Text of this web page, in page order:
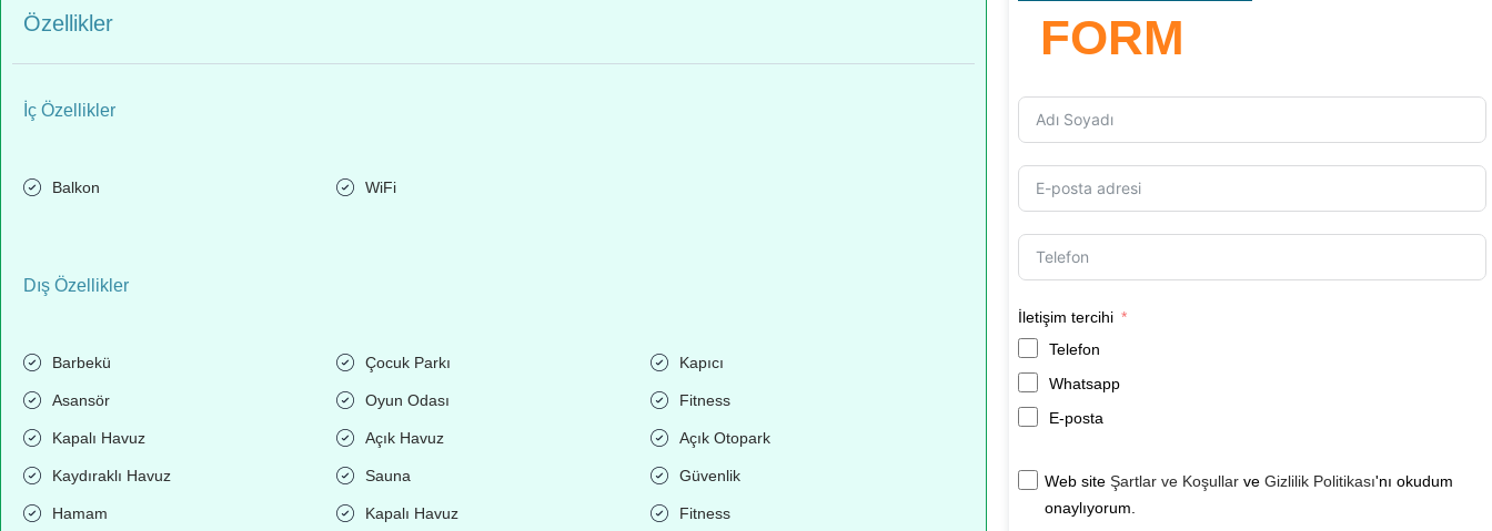
Özellikler
İç Özellikler
Balkon WiFi
Dış Özellikler
Barbekü Çocuk Parkı Kapıcı
Asansör Oyun Odası Fitness
Kapalı Havuz Açık Havuz Açık Otopark
Kaydıraklı Havuz Sauna Güvenlik
Hamam Kapalı Havuz Fitness
FORM
İletişim tercihi
Telefon
Whatsapp
E-posta
Web siteŞartlar ve Koşullar veGizlilik Politikası'nı okudum
onaylıyorum.